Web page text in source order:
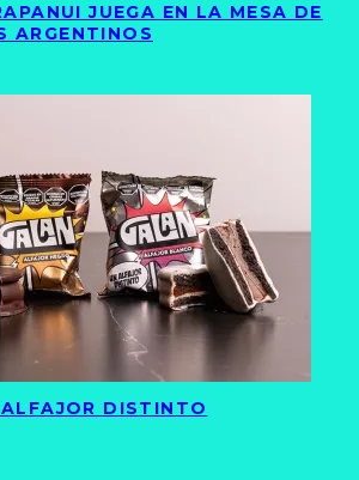
JUEGA EN LA MESA DE
ARGENTINOS
DISTINTO